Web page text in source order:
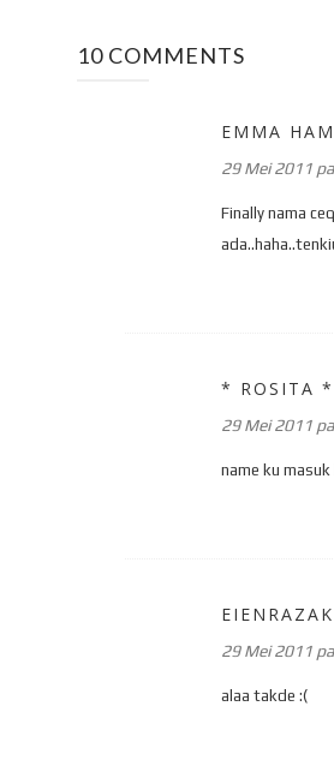
10 COMMENTS
EMMA
29 Mei 2011
Finally nama
* ROSITA *
29 Mei 2011
name ku
EIENRAZAK
29 Mei 2011
alaa takde :(